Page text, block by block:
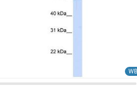
WB